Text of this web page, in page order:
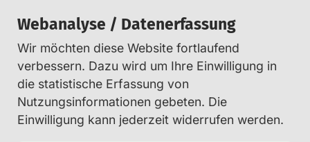
Webanalyse / Datenerfassung
Wir möchten diese Website fortlaufend
verbessern. Dazu wird um Ihre Einwilligung in
die statistische Erfassung von
Nutzungsinformationen gebeten. Die
Einwilligung kann jederzeit widerrufen werden.
Sitemap